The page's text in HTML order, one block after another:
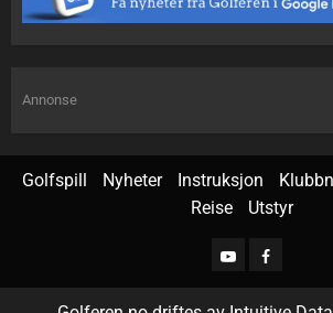
Annonse
Golfspill Nyheter Instruksjon
Reise
Utstyr